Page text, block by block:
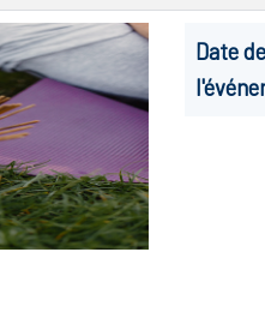
Date de